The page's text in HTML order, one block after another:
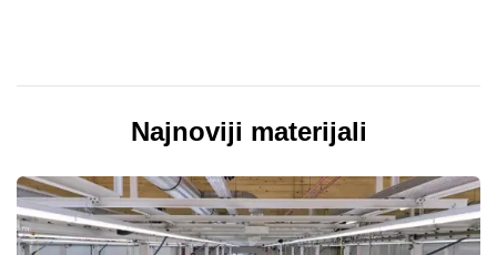
Najnoviji materijali